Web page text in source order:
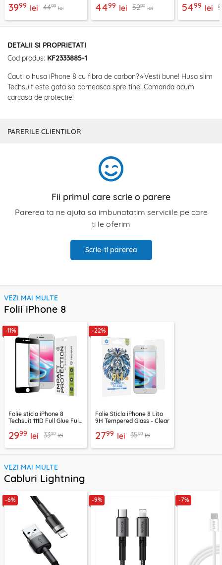
negru
3999 lei 4499 lei 4499 lei 5299 lei 5499 lei
DETALII SI PROPRIETATI
Cod produs: KF2333885-1
Cauti o husa iPhone 8 cu fibra de carbon?⭐Vesti bune! Husa slim
Techsuit este gata sa porneasca spre tine! Comanda acum
carcasa de protectie!
PARERILE CLIENTILOR
Fii primul care scrie o parere
Parerea ta ne ajuta sa imbunatatim serviciile pe care
ti le oferim
Scrie-ti parerea
VEZI MAI MULTE
Folii iPhone 8
-11%
Folie sticla iPhone 8
Techsuit 111D Full Glue Full
2999 lei 3399 lei
-22%
Folie Sticla iPhone 8 Lito
9H Tempered Glass - Clear
2799 lei 3599 lei
VEZI MAI MULTE
Cabluri Lightning
-6% -9% -7%